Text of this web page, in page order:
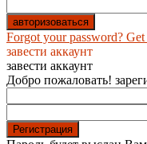
Forgot your password?
завести аккаунт
завести аккаунт
Добро пожаловать!